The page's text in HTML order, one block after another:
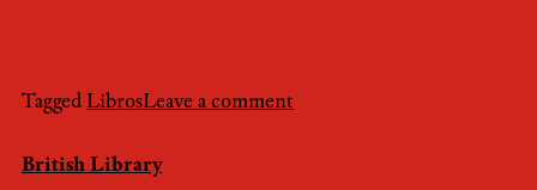
Tagged LibrosLeave a comment
British Library